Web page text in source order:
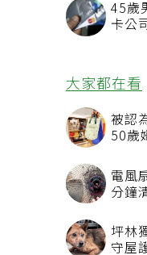
45歲
卡
大家都在看
被認
50
電風
汙附著
坪林